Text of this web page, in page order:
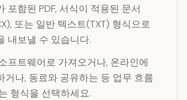
포함된 PDF, 서식이 적용된 문서
또는 일반 텍스트(TXT) 형식으로
내보낼 수 있습니다.
프트웨어로 가져오거나, 온라인에
거나, 동료와 공유하는 등 업무 흐름
형식을 선택하세요.